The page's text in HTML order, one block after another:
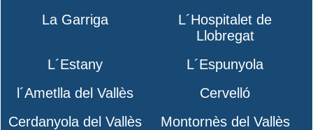
La Garriga
L´Hospitalet de
Llobregat
L´Estany
L´Espunyola
l´Ametlla del Vallès
Cervelló
Cerdanyola del Vallès
Montornès del Vallès